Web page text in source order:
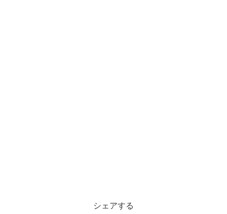
シェアする